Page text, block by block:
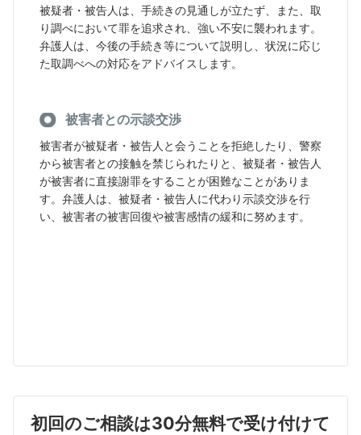
被疑者・被告人は、手続きの見通しが立たず、また、取
り調べにおいて罪を追求され、強い不安に襲われます。
弁護人は、今後の手続き等について説明し、状況に応じ
た取調べへの対応をアドバイスします。
被害者との示談交渉
被害者が被疑者・被告人と会うことを拒絶したり、警察
から被害者との接触を禁じられたりと、被疑者・被告人
が被害者に直接謝罪をすることが困難なことがありま
す。弁護人は、被疑者・被告人に代わり示談交渉を行
い、被害者の被害回復や被害感情の緩和に努めます。
初回のご相談は30分無料で受け付けて